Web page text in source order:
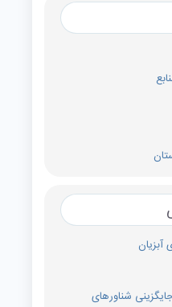
آبزیان
شناورهای